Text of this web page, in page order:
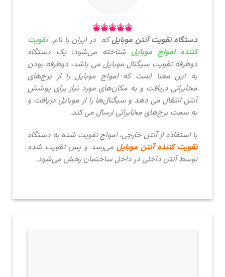
دستگاه تقویت آنتن موبایلکه در ایران با نام تقویت‌
کننده امواج موبایل شناخته می‌شود؛ یک دستگاه
دوطرفه تقویت سیگنال موبایل می باشد، دوطرفه بودن
به این معنا است که امواج موبایل را از برج‌های
مخابراتی دریافت و به مکان‌های مورد نیاز برای پوشش
آنتن انتقال می دهد و سیگنال‌ها را از موبایل دریافت و
به سمت برج‌های مخابراتی ارسال می کند.
با استفاده از آنتن‌ خارجی، امواج تقویت شده به دستگاه
تقویت کننده آنتن موبایل می‌رسد و پس تقویت شده
توسط آنتن داخلی در داخل ساختمان پخش می‌شود.